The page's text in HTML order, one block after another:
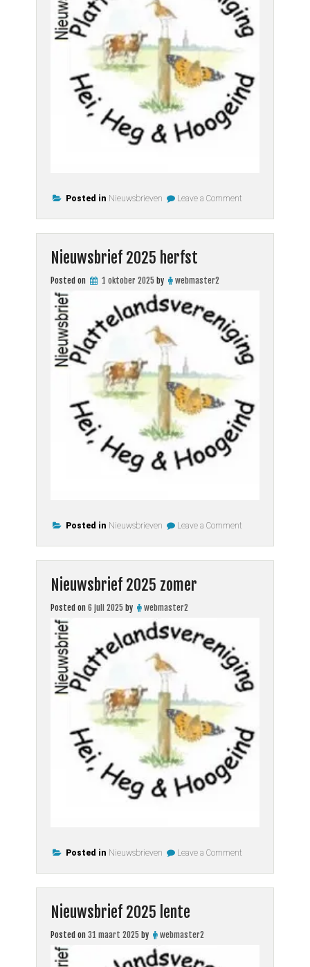
Posted in Nieuwsbrieven Leave a Commenton
Nieuwsbrief 2025 herfst
Posted on 1 oktober 2025 by webmaster2
Posted in Nieuwsbrieven Leave a Commenton
Nieuwsbrief 2025 zomer
Posted on 6 juli 2025 by webmaster2
Posted in Nieuwsbrieven Leave a Commenton
Nieuwsbrief 2025 lente
Posted on 31 maart 2025 by webmaster2